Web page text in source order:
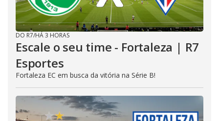
DO R7/HÁ 3 HORAS
Escale o seu time - Fortaleza | R7
Esportes
Fortaleza EC em busca da vitória na Série B!